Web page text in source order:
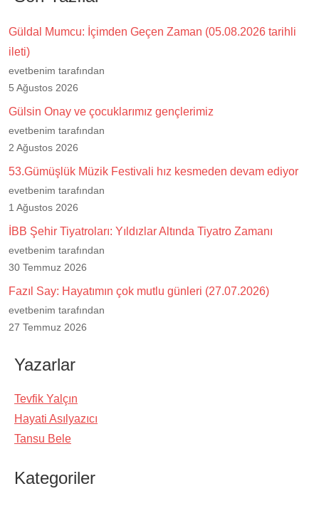
Güldal Mumcu: İçimden Geçen Zaman (05.08.2026 tarihli
ileti)
evetbenim tarafından
5 Ağustos 2026
Gülsin Onay ve çocuklarımız gençlerimiz
evetbenim tarafından
2 Ağustos 2026
53.Gümüşlük Müzik Festivali hız kesmeden devam ediyor
evetbenim tarafından
1 Ağustos 2026
İBB Şehir Tiyatroları: Yıldızlar Altında Tiyatro Zamanı
evetbenim tarafından
30 Temmuz 2026
Fazıl Say: Hayatımın çok mutlu günleri (27.07.2026)
evetbenim tarafından
27 Temmuz 2026
Yazarlar
Tevfik Yalçın
Hayati Asılyazıcı
Tansu Bele
Kategoriler